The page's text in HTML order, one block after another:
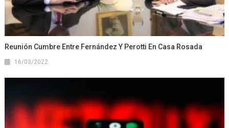
Reunión Cumbre Entre Fernández Y Perotti En Casa Rosada
16/03/2022